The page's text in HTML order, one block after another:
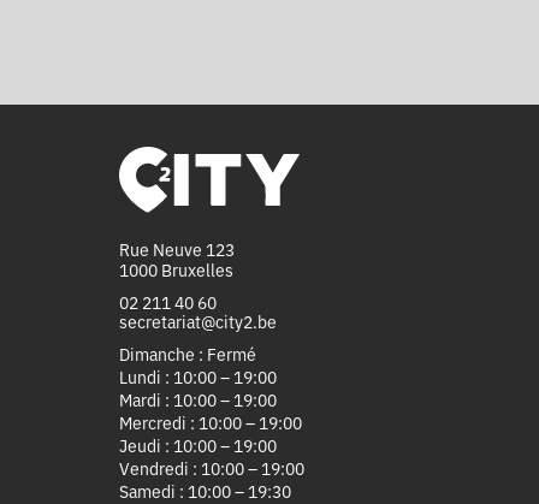
Rue Neuve 123
1000 Bruxelles
02 211 40 60
secretariat@city2.be
Dimanche : Fermé
Lundi : 10:00 – 19:00
Mardi : 10:00 – 19:00
Mercredi : 10:00 – 19:00
Jeudi : 10:00 – 19:00
Vendredi : 10:00 – 19:00
Samedi : 10:00 – 19:30